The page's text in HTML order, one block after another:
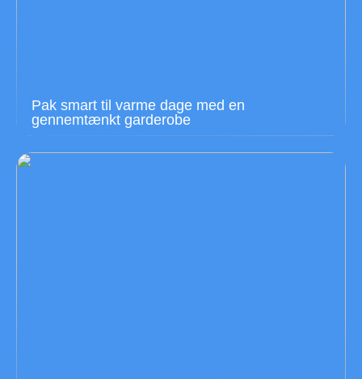
Pak smart til varme dage med en
gennemtænkt garderobe